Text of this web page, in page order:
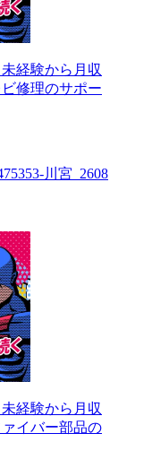
経験から月収
修理のサポー
川宮_2608
経験から月収
イバー部品の